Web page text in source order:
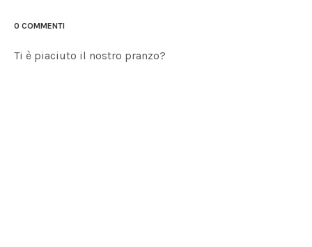
0 COMMENTI
Ti è piaciuto il nostro pranzo?